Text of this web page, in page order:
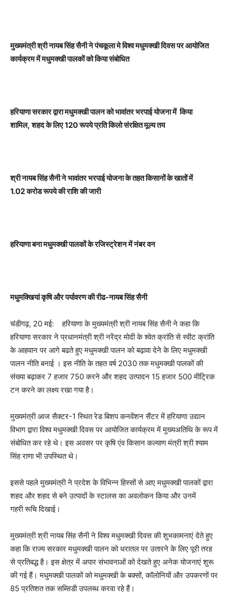
मुख्यमंत्री श्री नायब सिंह सैनी ने पंचकूलामेविश्व मधुमक्खी दिवस पर आयोजित
कार्यक्रम में मधुमक्खी पालकों को किया संबोधित
हरियाणा सरकार द्वारा मधुमक्खी पालन को भावांतर भरपाई योजना में किया
शामिल, शहद के लिए 120रूपयेप्रति किलोसंरक्षितमूल्य तय
श्री नायब सिंह सैनी ने भावांतर भरपाई योजना के तहत किसानों के खातों में
1.02करोडरूपयेकी राशि की जारी
हरियाणा बना मधुमक्खी पालकों के रजिस्ट्रेशन में नंबर वन
मधुमक्खियां कृषि और पर्यावरण कीरीढ-नायब सिंह सैनी
चंडीगढ़, 20 मई: हरियाणा के मुख्यमंत्री श्री नायब सिंह सैनी ने कहा कि
हरियाणा सरकार ने प्रधानमंत्री श्री नरेंद्र मोदी के श्वेत क्रांति से स्वीट क्रांति
के आहवान पर आगे बढते हुए मधुमक्खी पालन को बढ़ावा देने के लिए मधुमक्खी
पालन नीति बनाई । इस नीति के तहत वर्ष 2030 तक मधुमक्खी पालकों की
संख्या बढ़ाकर 7 हजार 750 करने और शहद उत्पादन 15 हजार 500 मीट्रिक
टन करने का लक्ष्य रखा गया है।
मुख्यमंत्री आजसैक्टर-1 स्थित रेड बिशपकनवेंशन सैंटरमें हरियाणा उद्यान
विभाग द्वारा विश्व मधुमक्खी दिवस पर आयोजित कार्यक्रम मेंमुख्यअतिथिके रूप में
संबोधित कर रहे थे। इस अवसर पर कृषिएंवकिसान कल्याण मंत्री श्री श्याम
सिंह राणा भी उपस्थित थे।
इससे पहले मुख्यमंत्री ने प्रदेश के विभिन्न हिस्सों से आए मधुमक्खी पालकों द्वारा
शहद और शहद से बने उत्पादों केस्टालसका अवलोकन किया और उनमें
गहरीरूचिदिखाई।
मुख्यमंत्री श्री नायब सिंह सैनी ने विश्व मधुमक्खी दिवस की शुभकामनाएं देते हुए
कहा कि राज्य सरकार मधुमक्खी पालन को धरातल पर उतारने के लिए पूरी तरह
से प्रतिबद्ध है। इस क्षेत्र में अपार संभावनाओं को देखते हुए अनेक योजनाएं शुरू
की गई हैं। मधुमक्खी पालकों को मधुमक्खी के बक्सों, कॉलोनियों और उपकरणों पर
85 प्रतिशत तक सब्सिडी उपलब्ध करवा रहे हैं।